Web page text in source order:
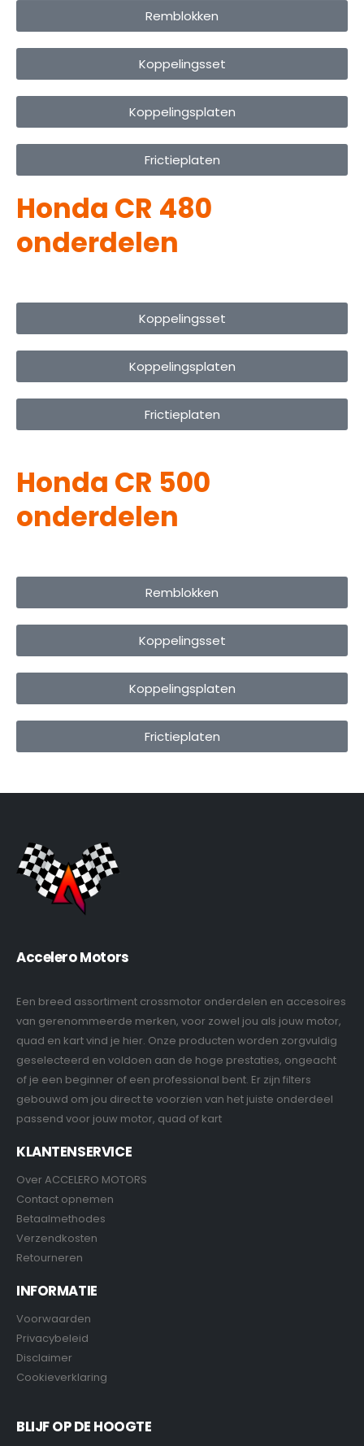
Remblokken
Koppelingsset
Koppelingsplaten
Frictieplaten
Honda CR 480
onderdelen
Koppelingsset
Koppelingsplaten
Frictieplaten
Honda CR 500
onderdelen
Remblokken
Koppelingsset
Koppelingsplaten
Frictieplaten
Accelero Motors
Een breed assortiment crossmotor onderdelen en accesoires
van gerenommeerde merken, voor zowel jou als jouw motor,
quad en kart vind je hier. Onze producten worden zorgvuldig
geselecteerd en voldoen aan de hoge prestaties, ongeacht
of je een beginner of een professional bent. Er zijn filters
gebouwd om jou direct te voorzien van het juiste onderdeel
passend voor jouw motor, quad of kart
KLANTENSERVICE
Over ACCELERO MOTORS
Contact opnemen
Betaalmethodes
Verzendkosten
Retourneren
INFORMATIE
Voorwaarden
Privacybeleid
Disclaimer
Cookieverklaring
BLIJF OP DE HOOGTE